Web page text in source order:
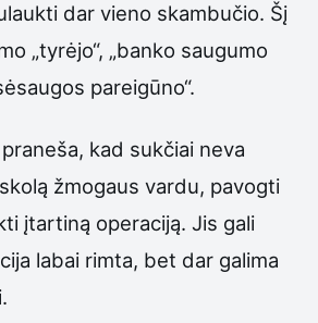
dar vieno skambučio. Šį
„tyrėjo“, „banko saugumo
pareigūno“.
kad sukčiai neva
žmogaus vardu, pavogti
įtartiną operaciją. Jis gali
labai rimta, bet dar galima